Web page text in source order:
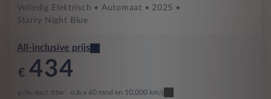
Volledig Elektrisch Automaat
2025
Starry Night Blue
All-inclusive prijs
€ 434
p/m. excl. btw o.b.v 60 mnd en 10,000 km/j